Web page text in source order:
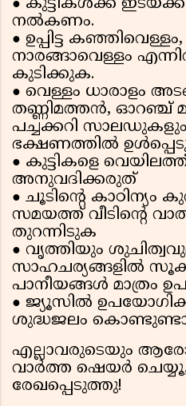
● കുട്ടികള്‍ക്ക്
നല്‍കണം.
● ഉപ്പിട്ട
നാരങ്ങാവെള്ളം
കുടിക്കുക.
● വെള്ളം ധാരാളം
തണ്ണിമത്തന്‍, ഓറഞ്ച്
പച്ചക്കറി
ഭക്ഷണത്തില്‍
● കുട്ടികളെ
അനുവദിക്കരുത്
● ചൂടിന്റെ
സമയത്ത് വീടിന്റെ
തുറന്നിടുക
● വൃത്തിയും
സാഹചര്യങ്ങളില്‍
പാനീയങ്ങള്‍ മാത്രം
● ജ്യൂസില്‍
ശുദ്ധജലം
എല്ലാവരുടെയും
വാർത്ത ഷെയർ
രേഖപ്പെടുത്തു!